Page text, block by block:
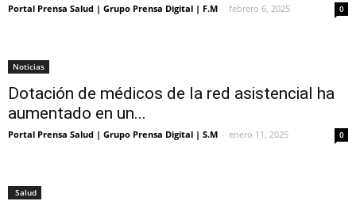
Portal Prensa Salud | Grupo Prensa Digital | F.M - febrero 6, 2025 0
Noticias
Dotación de médicos de la red asistencial ha
aumentado en un...
Portal Prensa Salud | Grupo Prensa Digital | S.M - enero 11, 2025 0
Salud